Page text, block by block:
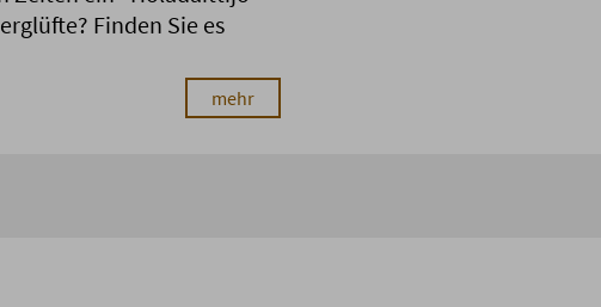
Finden Sie es
mehr